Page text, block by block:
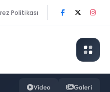
Politikası
Video Galeri